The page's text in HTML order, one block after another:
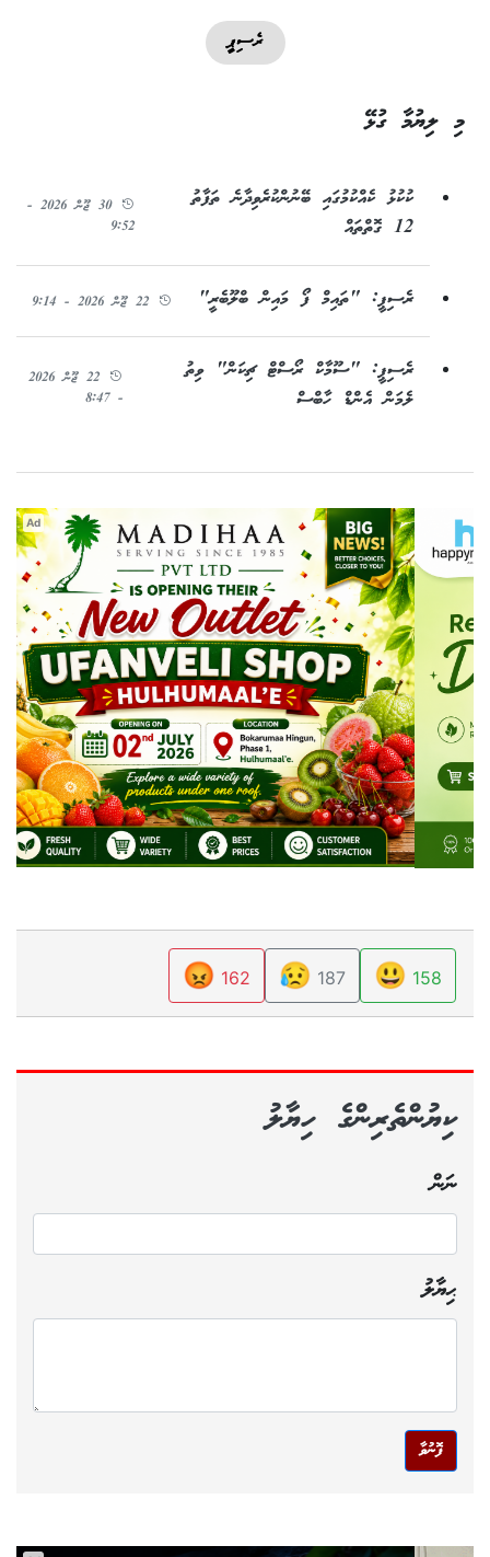
ރެސިޕީ
މި ލިޔުމާ ގުޅޭ
ކުކުޅު ކެއްކުމުގައި ބޭނުންކުރެވިދާނެ ތަފާތު
12 ގޮތްތައް
30 ޖޫން 2026 -
9:52
ރެސިޕީ: "ތައިމް ފޯ މައިން ބްލޫބެރީ"
ރެސިޕީ: "ސޫމާކް ރޯސްޓް ޗިކަން" ވިތު
ލެމަން އެންޑް ހާބްސް
22 ޖޫން 2026
- 8:47
Ad
158
😃
187
😥
162
😡
ކިޔުންތެރިންގެ ހިޔާލު
ނަން
ޙިޔާލު
ފޮނުވާ